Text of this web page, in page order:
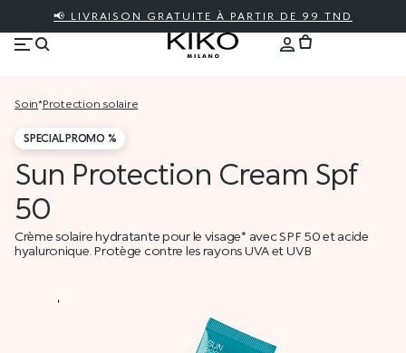
📢 LIVRAISON GRATUITE À PARTIR DE 99 TND
soin* protection solaire
SPECIAL PROMO %
Sun Protection Cream Spf
50
Crème solaire hydratante pour le visage* avec SPF 50 et acide
hyaluronique. Protège contre les rayons UVA et UVB